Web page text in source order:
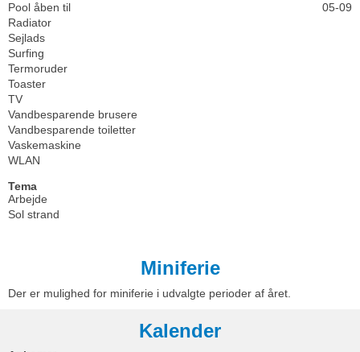
Pool åben til
05-09
Radiator
Sejlads
Surfing
Termoruder
Toaster
TV
Vandbesparende brusere
Vandbesparende toiletter
Vaskemaskine
WLAN
Tema
Arbejde
Sol strand
Miniferie
Der er mulighed for miniferie i udvalgte perioder af året.
Kalender